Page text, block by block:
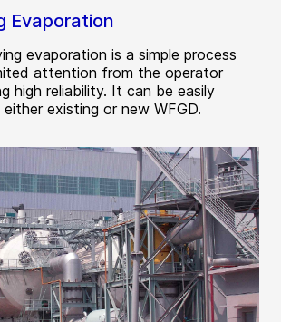
Evaporation
evaporation is a simple process
attention from the operator
high reliability. It can be easily
existing or new WFGD.